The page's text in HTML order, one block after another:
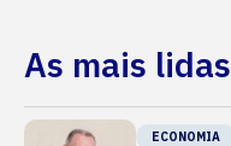
As mais lidas
ECONOMIA